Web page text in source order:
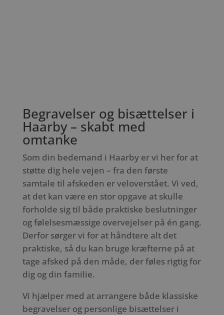
Begravelser og bisættelser i
Haarby – skabt med
omtanke
Som din bedemand i Haarby er vi her for at
støtte dig hele vejen – fra den første
samtale til afskeden er veloverstået. Vi ved,
at det kan være en stor opgave at skulle
forholde sig til både praktiske beslutninger
og følelsesmæssige overvejelser på én gang.
Derfor sørger vi for at håndtere alt det
praktiske, så du kan bruge kræfterne på at
tage afsked på den måde, der føles rigtig for
dig og din familie.
Vi hjælper med at arrangere både klassiske
begravelser og personlige bisættelser i